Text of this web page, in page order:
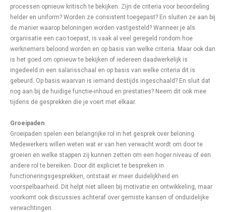
processen opnieuw kritisch te bekijken. Zijn de criteria voor beoordeling
helder en uniform? Worden ze consistent toegepast? En sluiten ze aan bij
de manier waarop beloningen worden vastgesteld? Wanneer je als
organisatie een cao toepast, is vaak al veel geregeld rondom hoe
werknemers beloond worden en op basis van welke criteria. Maar ook dan
is het goed om opnieuw te bekijken of iedereen daadwerkelijk is
ingedeeld in een salarisschaal en op basis van welke criteria dit is
gebeurd. Op basis waarvan is iemand destijds ingeschaald? En sluit dat
nog aan bij de huidige functie-inhoud en prestaties? Neem dit ook mee
tijdens de gesprekken die je voert met elkaar.
Groeipaden
Groeipaden spelen een belangrijke rol in het gesprek over beloning.
Medewerkers willen weten wat er van hen verwacht wordt om door te
groeien en welke stappen zij kunnen zetten om een hoger niveau of een
andere rol te bereiken. Door dit expliciet te bespreken in
functioneringsgesprekken, ontstaat er meer duidelijkheid en
voorspelbaarheid. Dit helpt niet alleen bij motivatie en ontwikkeling, maar
voorkomt ook discussies achteraf over gemiste kansen of onduidelijke
verwachtingen.